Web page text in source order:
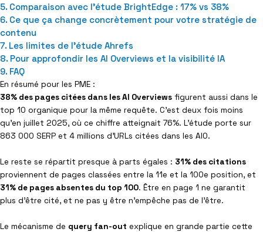
Comparaison avec l’étude BrightEdge : 17% vs 38%
Ce que ça change concrètement pour votre stratégie de
contenu
Les limites de l’étude Ahrefs
Pour approfondir les AI Overviews et la visibilité IA
FAQ
En résumé pour les PME :
38% des pages citées dans les AI Overviews figurent aussi dans le
top 10 organique pour la même requête. C’est deux fois moins
qu’en juillet 2025, où ce chiffre atteignait 76%. L’étude porte sur
863 000 SERP et 4 millions d’URLs citées dans les AIO.
Le reste se répartit presque à parts égales : 31% des citations
proviennent de pages classées entre la 11e et la 100e position, et
31% de pages absentes du top 100. Être en page 1 ne garantit
plus d’être cité, et ne pas y être n’empêche pas de l’être.
Le mécanisme de query fan-out explique en grande partie cette